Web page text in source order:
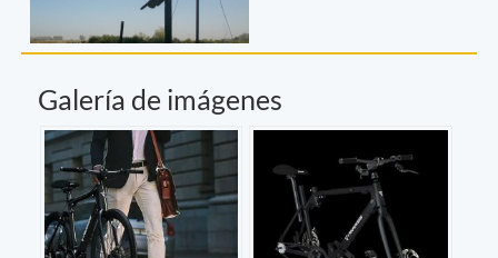
Galería de imágenes